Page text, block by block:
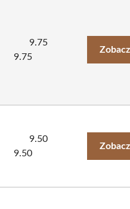
9.75
9.75
9.50
9.50